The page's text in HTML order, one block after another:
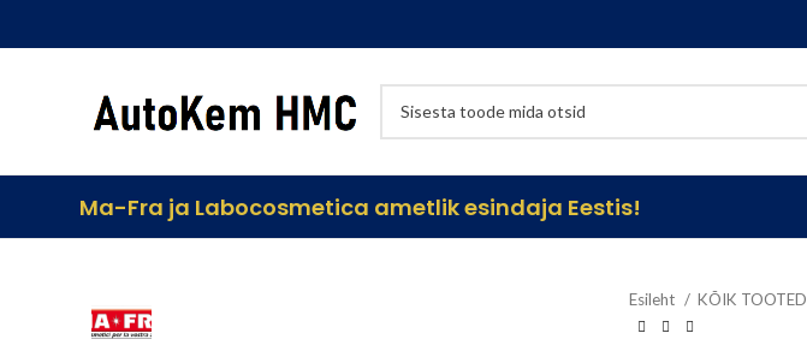
Ma-Fra ja Labocosmetica ametlik esindaja Eestis!
Esileht KÕIK TOOTED